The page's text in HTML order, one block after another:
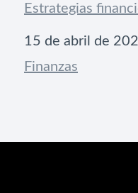
Estrategias
Fecha
15 de abril de
Respecto a
Finanzas